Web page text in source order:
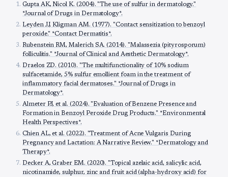
Gupta AK, Nicol K. (2004). "The use of sulfur in dermatology."
*Journal of Drugs in Dermatology*.
Leyden JJ, Kligman AM. (1977). "Contact sensitization to benzoyl
peroxide." *Contact Dermatitis*.
Rubenstein RM, Malerich SA. (2014). "Malassezia (pityrosporum)
folliculitis." *Journal of Clinical and Aesthetic Dermatology*.
Draelos ZD. (2010). "The multifunctionality of 10% sodium
sulfacetamide, 5% sulfur emollient foam in the treatment of
inflammatory facial dermatoses." *Journal of Drugs in
Dermatology*.
Almeter PJ, et al. (2024). "Evaluation of Benzene Presence and
Formation in Benzoyl Peroxide Drug Products." *Environmental
Health Perspectives*.
Chien AL, et al. (2022). "Treatment of Acne Vulgaris During
Pregnancy and Lactation: A Narrative Review." *Dermatology and
Therapy*.
Decker A, Graber EM. (2020). "Topical azelaic acid, salicylic acid,
nicotinamide, sulphur, zinc and fruit acid (alpha-hydroxy acid) for